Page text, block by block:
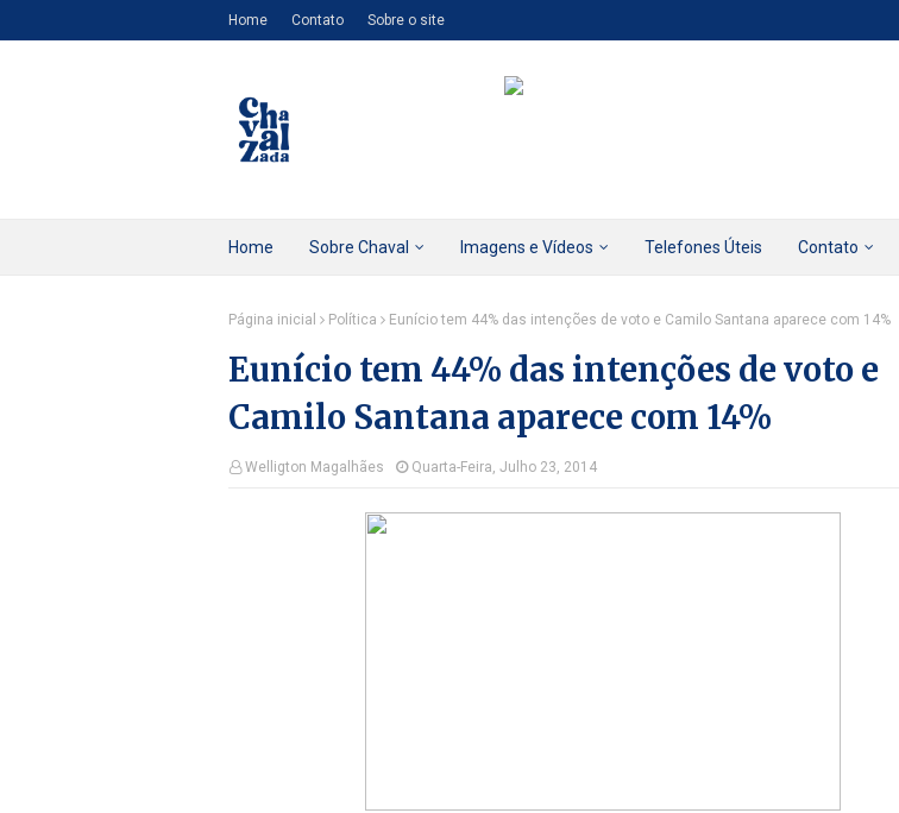
Home Contato Sobre o site
Home Sobre Chaval Imagens e Vídeos Telefones Úteis Contato
Página inicial Política Eunício tem 44% das intenções de voto e Camilo Santana aparece com 14%
Eunício tem 44% das intenções de voto e
Camilo Santana aparece com 14%
Welligton Magalhães Quarta-Feira, Julho 23, 2014